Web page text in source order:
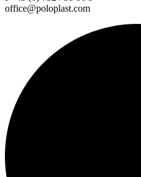
office@poloplast.com